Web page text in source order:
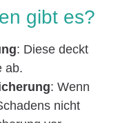
gibt es?
: Diese deckt
ab.
: Wenn
nicht